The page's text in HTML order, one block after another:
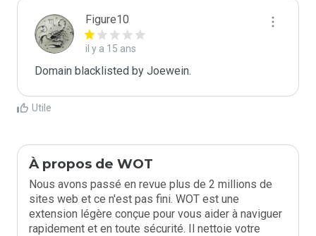
Figure10
il y a 15 ans
Domain blacklisted by Joewein.
Utile
À propos de WOT
Nous avons passé en revue plus de 2 millions de
sites web et ce n'est pas fini. WOT est une
extension légère conçue pour vous aider à naviguer
rapidement et en toute sécurité. Il nettoie votre